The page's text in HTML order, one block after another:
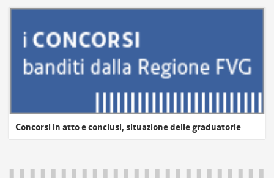
Concorsi in atto e conclusi, situazione delle graduatorie